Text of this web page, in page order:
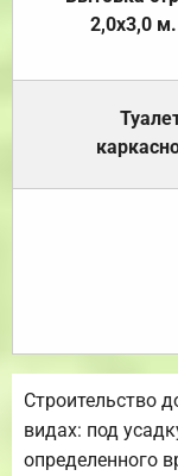
2,0х3,0
Строительство
видах: под
определенного